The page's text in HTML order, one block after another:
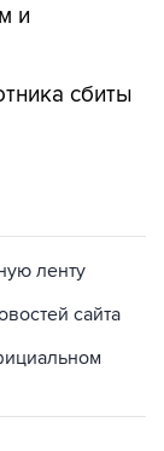
и
сбиты
ленту
сайта